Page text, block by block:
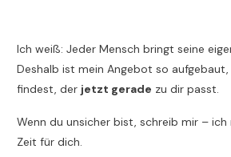
Ich weiß: Jeder Mensch bringt seine
Deshalb ist mein Angebot so
findest, der jetzt gerade zu dir passt.
Wenn du unsicher bist, schreib mir – ich
Zeit für dich.